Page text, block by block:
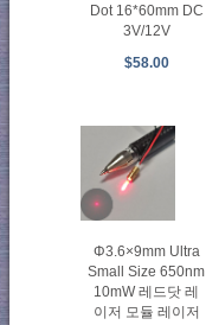
Dot 16*60mm DC
3V/12V
$58.00
Φ3.6×9mm Ultra
Small Size 650nm
10mW 레드닷 레
이저 모듈 레이저